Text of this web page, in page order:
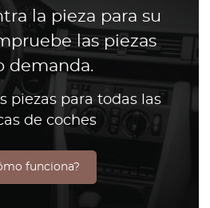
la pieza para su
las piezas
demanda.
piezas para todas las
de coches
funciona?